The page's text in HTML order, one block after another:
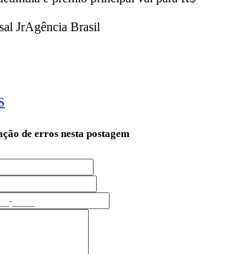
JrAgência Brasil
de erros nesta postagem